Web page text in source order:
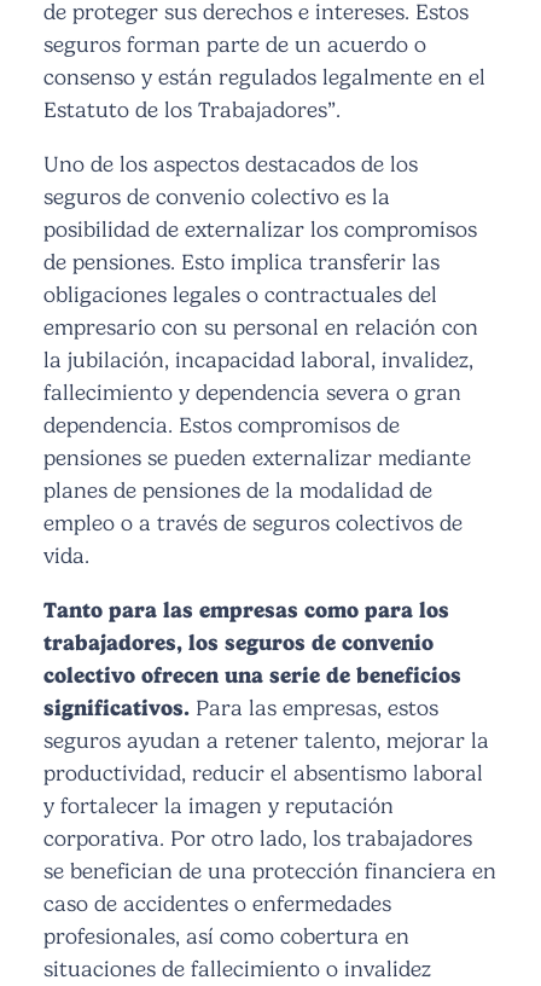
de proteger sus derechos e intereses. Estos
seguros forman parte de un acuerdo o
consenso y están regulados legalmente en el
Estatuto de los Trabajadores”.
Uno de los aspectos destacados de los
seguros de convenio colectivo es la
posibilidad de externalizar los compromisos
de pensiones. Esto implica transferir las
obligaciones legales o contractuales del
empresario con su personal en relación con
la jubilación, incapacidad laboral, invalidez,
fallecimiento y dependencia severa o gran
dependencia. Estos compromisos de
pensiones se pueden externalizar mediante
planes de pensiones de la modalidad de
empleo o a través de seguros colectivos de
vida.
Tanto para las empresas como para los
trabajadores, los seguros de convenio
colectivo ofrecen una serie de beneficios
significativos. Para las empresas, estos
seguros ayudan a retener talento, mejorar la
productividad, reducir el absentismo laboral
y fortalecer la imagen y reputación
corporativa. Por otro lado, los trabajadores
se benefician de una protección financiera en
caso de accidentes o enfermedades
profesionales, así como cobertura en
situaciones de fallecimiento o invalidez